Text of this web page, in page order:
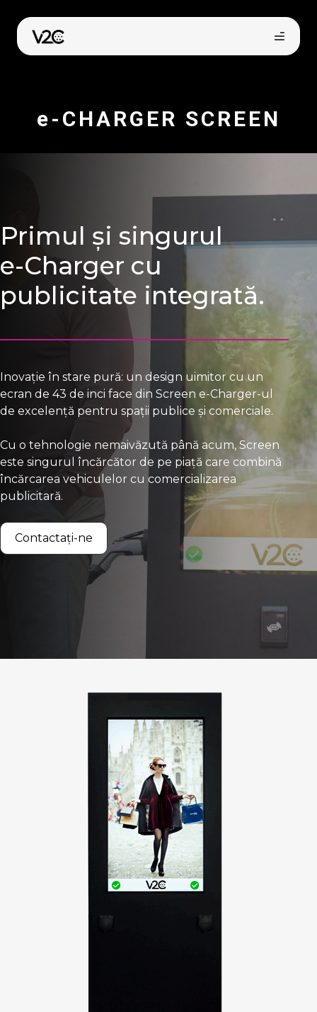
conținut
Cumpără online
e-CHARGER SCREEN
Primul și singurul
e-Charger cu
publicitate integrată.
Inovație în stare pură: un design uimitor cu un
ecran de 43 de inci face din Screen e-Charger-ul
de excelență pentru spații publice și comerciale.
Cu o tehnologie nemaivăzută până acum, Screen
este singurul încărcător de pe piață care combină
încărcarea vehiculelor cu comercializarea
publicitară.
Contactați-ne